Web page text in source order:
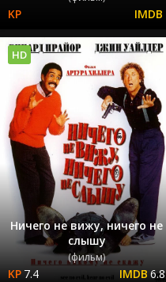
Ничего не вижу, ничего не
слышу
(фильм)
7.4 6.8
HD